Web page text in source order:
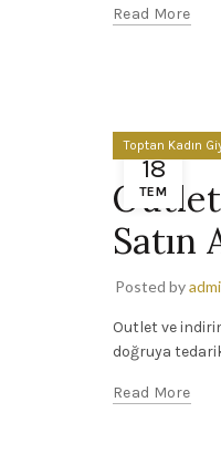
Read More
18
TEM
Toptan Kadın
Satın
Posted by
Outlet ve
doğruya
Read More